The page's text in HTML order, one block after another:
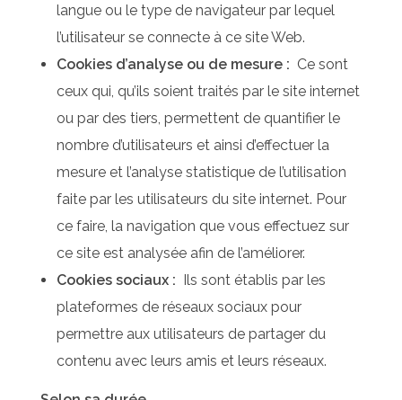
langue ou le type de navigateur par lequel
l’utilisateur se connecte à ce site Web.
Cookies d’analyse ou de mesure : Ce sont
ceux qui, qu’ils soient traités par le site internet
ou par des tiers, permettent de quantifier le
nombre d’utilisateurs et ainsi d’effectuer la
mesure et l’analyse statistique de l’utilisation
faite par les utilisateurs du site internet. Pour
ce faire, la navigation que vous effectuez sur
ce site est analysée afin de l’améliorer.
Cookies sociaux : Ils sont établis par les
plateformes de réseaux sociaux pour
permettre aux utilisateurs de partager du
contenu avec leurs amis et leurs réseaux.